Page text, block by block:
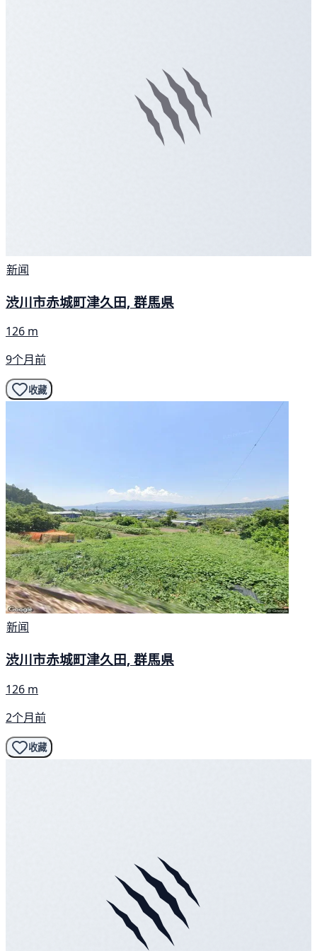
新闻
渋川市赤城町津久田, 群馬県
126 m
9个月前
收藏
新闻
渋川市赤城町津久田, 群馬県
126 m
2个月前
收藏